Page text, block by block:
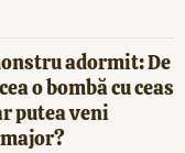
adormit: De
o bombă cu ceas
putea veni